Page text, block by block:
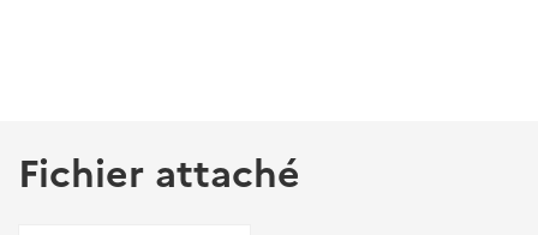
Fichier attaché